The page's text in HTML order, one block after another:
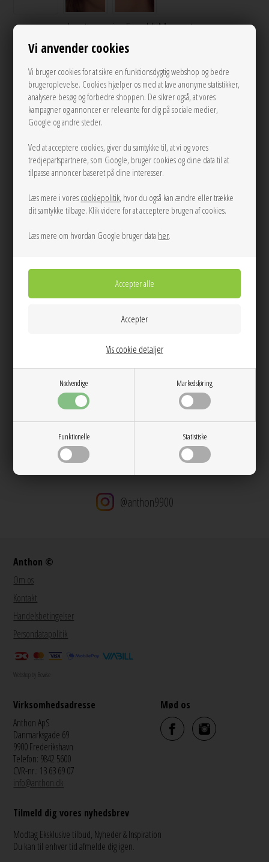
Vi anvender cookies
Vi bruger cookies for at sikre en funktionsdygtig webshop og bedre
brugeroplevelse. Cookies hjælper os med at lave anonyme statistikker,
analysere besøg og forbedre shoppen. De sikrer også, at vores
kampagner og annoncer er relevante for dig på sociale medier,
Google og andre steder.
Ved at acceptere cookies, giver du samtykke til, at vi og vores
tredjepartspartnere, som Google, bruger cookies og dine data til at
tilpasse annoncer baseret på dine interesser.
Læs mere i vores cookiepolitik, hvor du også kan ændre eller trække
dit samtykke tilbage. Klik videre for at acceptere brugen af cookies.
Læs mere om hvordan Google bruger data her.
Nødvendige Markedsføring
Funktionelle Statistiske
Vis cookie detaljer
Loretta earring Forgyldt Maanesten
Varenr.:
Se mere fra Maanesten
På lager
450,00DKK
LÆG I KURVEN
Tilføj til Ønskeskyen
af kærlighed og held. Delikate symboler pryder de små kreoler som en
Levering
Dag til dag levering på hverdage
14 dages returret
Stor kundetilfredshed
Gratis ombytning
Gratis fragt v. køb over 600 DKK
@anthon9900
Anthon ©
Om os
Kontakt
Handelsbetingelser
Persondatapolitik
Webshop by Bewise
Virksomhedsadresse
Anthon ApS
Danmarksgade 69
9900 Frederikshavn
Telefon: 9842 5600
CVR-nr.: 13 63 69 07
info@anthon.dk
Mød os
Tilmeld dig vores nyhedsbrev
Modtag Eksklusive tilbud, Nyheder & Inspiration
Du kan til enhver tid afmelde dig igen.